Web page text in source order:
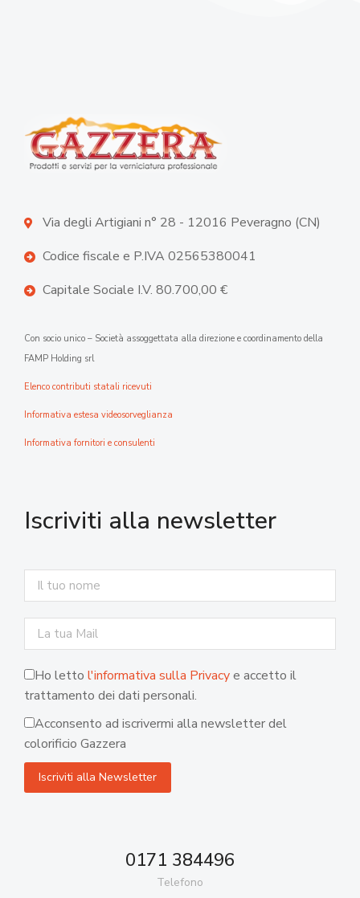
Via degli Artigiani n° 28 - 12016 Peveragno (CN)
Codice fiscale e P.IVA 02565380041
Capitale Sociale I.V. 80.700,00 €
Con socio unico – Società assoggettata alla direzione e coordinamento della
FAMP Holding srl
Elenco contributi statali ricevuti
Informativa estesa videosorveglianza
Informativa fornitori e consulenti
Iscriviti alla newsletter
Ho letto l'informativa sulla Privacye accetto il
trattamento dei dati personali.
Acconsento ad iscrivermi alla newsletter del
colorificio Gazzera
0171 384496
Telefono